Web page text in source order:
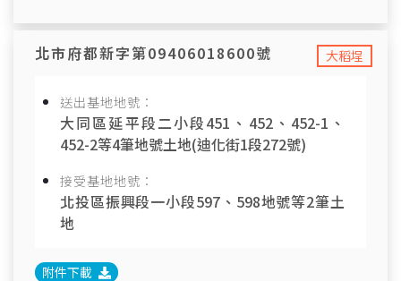
大稻埕
北市府都新字第09406018600號
送出基地地號：
大同區延平段二小段451、452、452-1、
452-2等4筆地號土地(迪化街1段272號)
接受基地地號：
北投區振興段一小段597、598地號等2筆土
地
附件下載